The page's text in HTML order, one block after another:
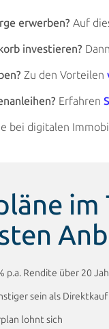
erwerben? Auf
investieren?
Zu den Vorteilen
Erfahren
bei digitalen
im
p.a. Rendite über 20
sein als Direktkauf
lohnt sich